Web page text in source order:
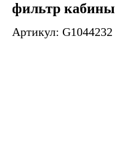
фильтр кабины
Артикул: G1044232